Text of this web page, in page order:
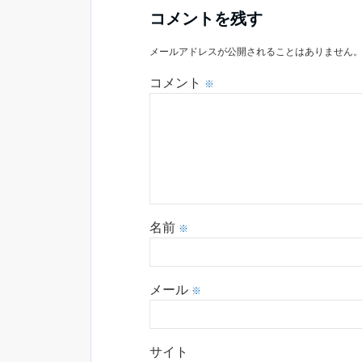
コメントを残す
メールアドレスが公開されることはありません。
コメント ※
名前 ※
メール ※
サイト